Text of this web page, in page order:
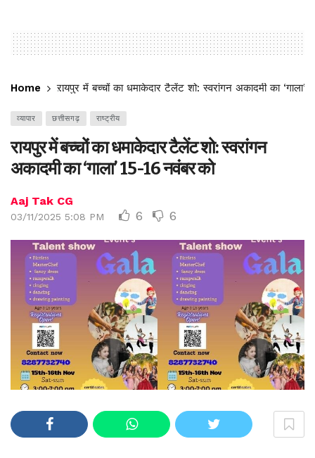
Home रायपुर में बच्चों का धमाकेदार टैलेंट शो: स्वरांगन अकादमी का ‘गाला’
व्यापार छत्तीसगढ़ राष्ट्रीय
रायपुर में बच्चों का धमाकेदार टैलेंट शो: स्वरांगन
अकादमी का ‘गाला’ 15-16 नवंबर को
Aaj Tak CG
03/11/2025 5:08 PM 6 6